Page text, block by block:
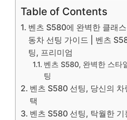
Table of Contents
벤츠 S580에 완벽한 클래
동차 선팅 가이드 | 벤츠
팅, 프리미엄
벤츠 S580, 완벽한 스타
팅
벤츠 S580 선팅, 당신의 차
택
벤츠 S580 선팅, 탁월한